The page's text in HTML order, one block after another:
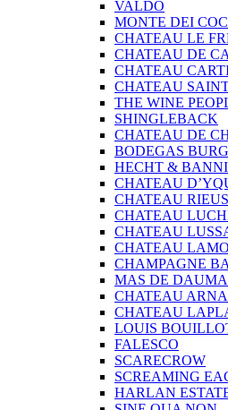
VALDO
MONTE DEI
CHATEAU LE
CHATEAU DE
CHATEAU
CHATEAU
THE WINE
SHINGLEBACK
CHATEAU DE
BODEGAS
HECHT &
CHATEAU
CHATEAU
CHATEAU
CHATEAU
CHATEAU
CHAMPAGNE
MAS DE
CHATEAU
CHATEAU
LOUIS
FALESCO
SCARECROW
SCREAMING
HARLAN